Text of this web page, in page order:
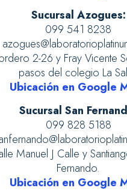
Sucursal Azogues:
099 541 8238
2-26 y Fray Vicente
pasos del colegio La
Ubicación en Google
Sucursal San
099 828 5188
Manuel J Calle y
Fernando.
Ubicación en Google